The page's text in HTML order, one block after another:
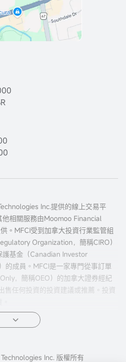
Inc.提供的線上交易平
相關服務由Moomoo Financial
。MFCI受到加拿大投資行業監管組
Organization，簡稱CIRO）
基金（Canadian Investor
的成員。MFCI是一家專門從事訂單
，簡稱OEO）的加拿大證券經紀
售任何投資的投資建議或推薦。投資
的本金損失。過往的證券、市場或
系統可用性可能會延遲賬戶訪問和
Inc. 版權所有